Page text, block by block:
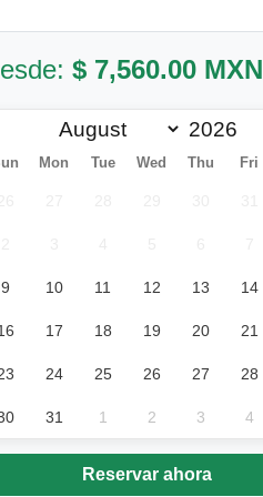
$ 7,560.00 MXN
Mon Tue Wed Thu Fri
9 10 11 12 13 14
17 18 19 20 21
24 25 26 27 28
31 1 2 3 4
Reservar ahora